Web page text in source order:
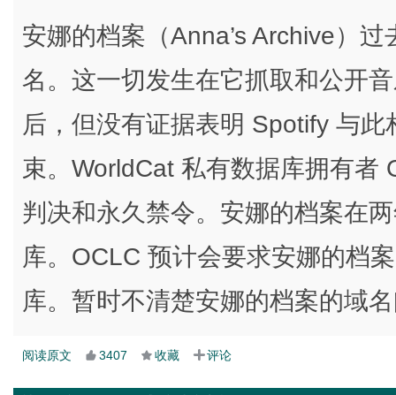
安娜的档案（Anna’s Archive）
名。这一切发生在它抓取和公开
后，但没有证据表明 Spotify 与
束。WorldCat 私有数据库拥有者
判决和永久禁令。安娜的档案在
库。OCLC 预计会要求安娜的档
库。暂时不清楚安娜的档案的域
阅读原文 3407 收藏 评论